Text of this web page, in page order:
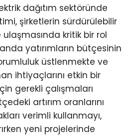
dağıtım sektöründe
şirketlerin sürdürülebilir
kritik bir rol
yatırımların bütçesinin
üstlenmekte ve
ihtiyaçlarını etkin bir
gerekli çalışmaları
artırım oranlarını
verimli kullanmayı,
yeni projelerinde